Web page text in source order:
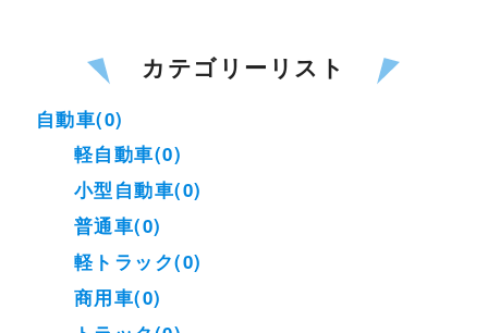
カテゴリーリスト
自動車(0)
軽自動車(0)
小型自動車(0)
普通車(0)
軽トラック(0)
商用車(0)